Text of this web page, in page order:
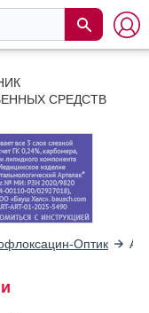
СРЕДСТВ
Оптик